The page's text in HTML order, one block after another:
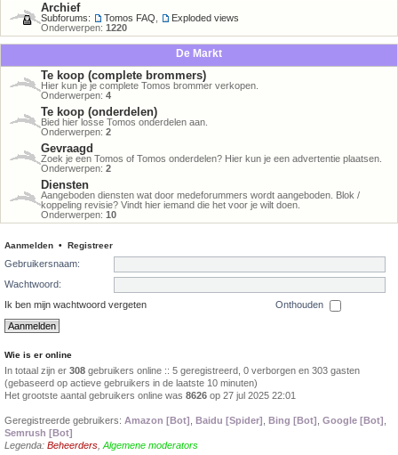
Archief
Subforums: Tomos FAQ
Exploded views
Onderwerpen: 1220
De Markt
Te koop (complete brommers)
Hier kun je je complete Tomos brommer verkopen.
Onderwerpen: 4
Te koop (onderdelen)
Bied hier losse Tomos onderdelen aan.
Onderwerpen: 2
Gevraagd
Zoek je een Tomos of Tomos onderdelen? Hier kun je een advertentie plaatsen.
Onderwerpen: 2
Diensten
Aangeboden diensten wat door medeforummers wordt aangeboden. Blok /
koppeling revisie? Vindt hier iemand die het voor je wilt doen.
Onderwerpen: 10
Aanmelden • Registreer
Gebruikersnaam:
Wachtwoord:
Ik ben mijn wachtwoord vergeten
Onthouden
Wie is er online
In totaal zijn er 308 gebruikers online :: 5 geregistreerd, 0 verborgen en 303 gasten
(gebaseerd op actieve gebruikers in de laatste 10 minuten)
Het grootste aantal gebruikers online was 8626 op 27 jul 2025 22:01
Geregistreerde gebruikers: Amazon [Bot] Baidu [Spider] Bing [Bot] Google [Bot]
Semrush [Bot]
Legenda: Beheerders Algemene moderators